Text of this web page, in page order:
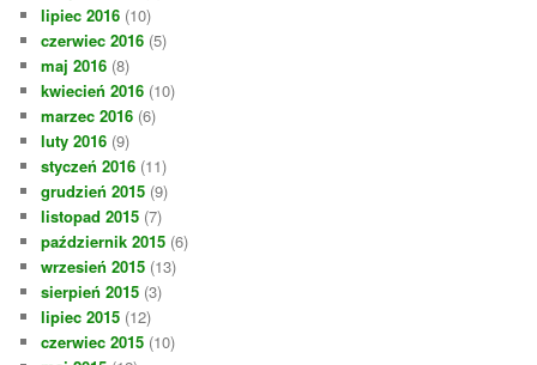
lipiec 2016 (10)
czerwiec 2016 (5)
maj 2016 (8)
kwiecień 2016 (10)
marzec 2016 (6)
luty 2016 (9)
styczeń 2016 (11)
grudzień 2015 (9)
listopad 2015 (7)
październik 2015 (6)
wrzesień 2015 (13)
sierpień 2015 (3)
lipiec 2015 (12)
czerwiec 2015 (10)